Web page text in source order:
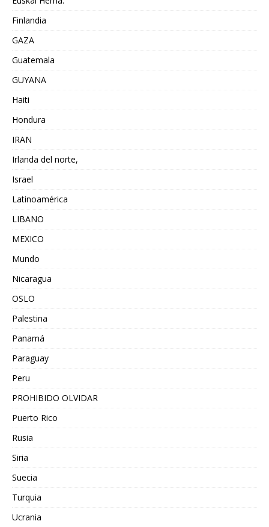
Finlandia
GAZA
Guatemala
GUYANA
Haiti
Hondura
IRAN
Irlanda del norte,
Israel
Latinoamérica
LIBANO
MEXICO
Mundo
Nicaragua
OSLO
Palestina
Panamá
Paraguay
Peru
PROHIBIDO OLVIDAR
Puerto Rico
Rusia
Siria
Suecia
Turquia
Ucrania